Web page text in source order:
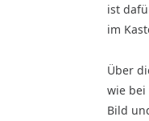
ist
im
Über
wie bei
Bild